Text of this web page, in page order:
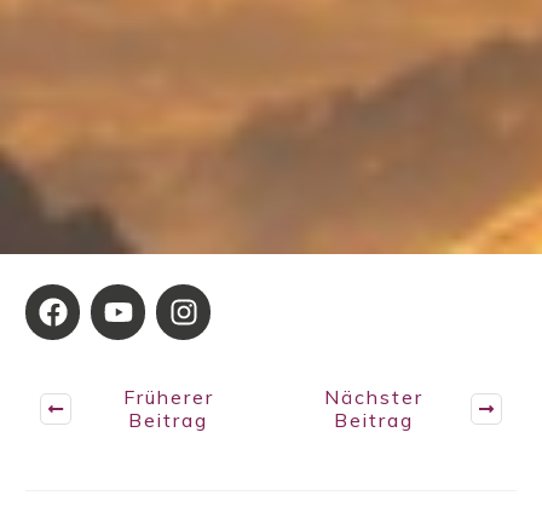
Früherer
Beitrag
Nächster
Beitrag